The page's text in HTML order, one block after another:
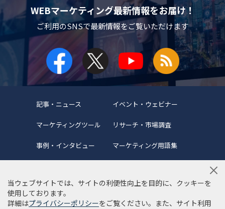
WEBマーケティング最新情報をお届け！
ご利用のSNSで最新情報をご覧いただけます
記事・ニュース イベント・ウェビナー
マーケティングツール リサーチ・市場調査
事例・インタビュー マーケティング用語集
当サイトについて 編集ポリシー サイトマップ
当ウェブサイトでは、サイトの利便性向上を目的に、クッキーを
使用しております。
詳細はプライバシーポリシーをご覧ください。また、サイト利用